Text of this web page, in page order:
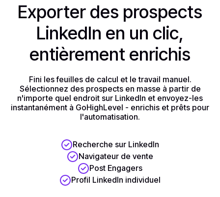
Exporter des prospects
LinkedIn en un clic,
entièrement enrichis
Fini les feuilles de calcul et le travail manuel.
Sélectionnez des prospects en masse à partir de
n'importe quel endroit sur LinkedIn et envoyez-les
instantanément à GoHighLevel - enrichis et prêts pour
l'automatisation.
Recherche sur LinkedIn
Navigateur de vente
Post Engagers
Profil LinkedIn individuel